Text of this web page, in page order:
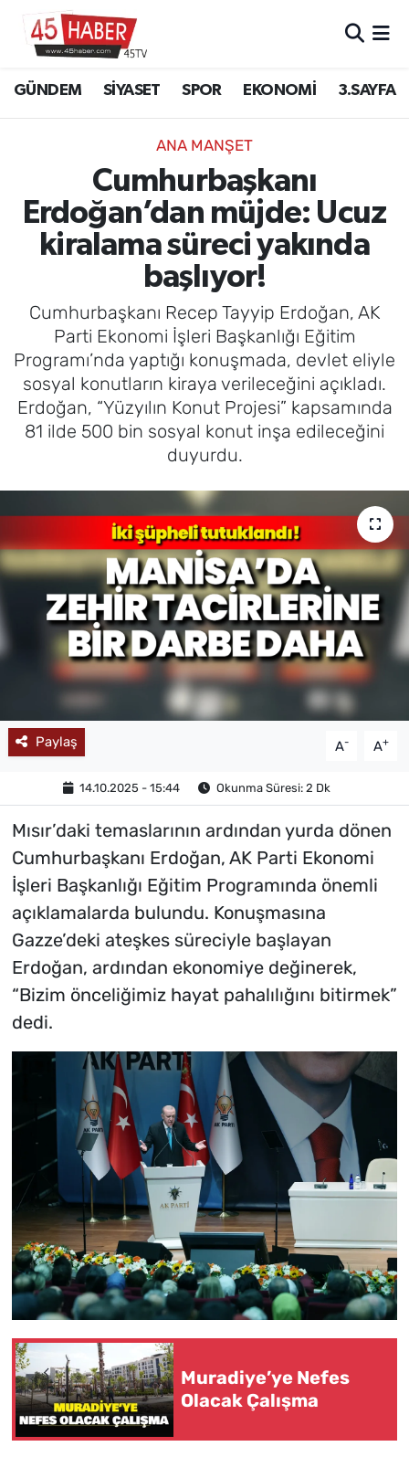
GÜNDEM SİYASET SPOR EKONOMİ 3.SAYFA
ANA MANŞET
Cumhurbaşkanı
Erdoğan’dan müjde: Ucuz
kiralama süreci yakında
başlıyor!
Cumhurbaşkanı Recep Tayyip Erdoğan, AK
Parti Ekonomi İşleri Başkanlığı Eğitim
Programı’nda yaptığı konuşmada, devlet eliyle
sosyal konutların kiraya verileceğini açıkladı.
Erdoğan, “Yüzyılın Konut Projesi” kapsamında
81 ilde 500 bin sosyal konut inşa edileceğini
duyurdu.
Paylaş A- A+
14.10.2025 - 15:44 Okunma Süresi: 2 Dk
Mısır’daki temaslarının ardından yurda dönen
Cumhurbaşkanı Erdoğan, AK Parti Ekonomi
İşleri Başkanlığı Eğitim Programında önemli
açıklamalarda bulundu. Konuşmasına
Gazze’deki ateşkes süreciyle başlayan
Erdoğan, ardından ekonomiye değinerek,
“Bizim önceliğimiz hayat pahalılığını bitirmek”
dedi.
Muradiye’ye Nefes
Olacak Çalışma
SİYASET
EKONOMİ
3.SAYFA
EĞİTİM
SAĞLIK
YAŞAM
MAGAZİN
Manisa Hava Durumu
Manisa Trafik Yoğunluk Haritası
Süper Lig Puan Durumu ve Fikstür
Tüm Manşetler
Son Dakika Haberleri
Haber Arşivi